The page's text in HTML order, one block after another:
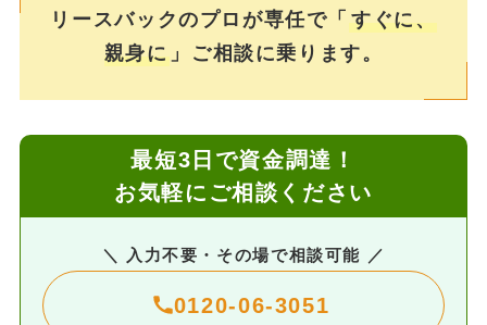
リースバックのプロが専任で「すぐに、
親身に 」ご相談に乗ります。
最短3日で資金調達！
お気軽にご相談ください
＼ 入力不要・その場で相談可能 ／
0120-06-3051